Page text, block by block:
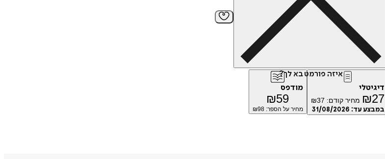
איזה פורמט בא לך?
דיגיטלי
₪27 מחיר קודם: ₪37
במבצע עד: 31/08/2026
מודפס
₪59
מחיר על הספר: ₪98